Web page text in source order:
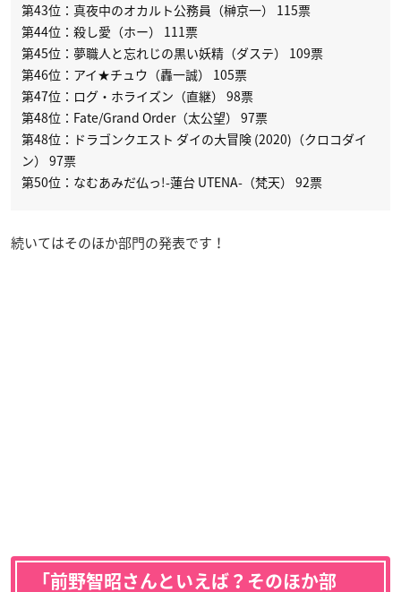
第43位：真夜中のオカルト公務員（榊京一） 115票
第44位：殺し愛（ホー） 111票
第45位：夢職人と忘れじの黒い妖精（ダステ） 109票
第46位：アイ★チュウ（轟一誠） 105票
第47位：ログ・ホライズン（直継） 98票
第48位：Fate/Grand Order（太公望） 97票
第48位：ドラゴンクエスト ダイの大冒険 (2020)（クロコダイ
ン） 97票
第50位：なむあみだ仏っ!-蓮台 UTENA-（梵天） 92票
続いてはそのほか部門の発表です！
「前野智昭さんといえば？そのほか部